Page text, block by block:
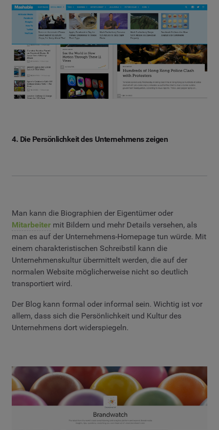
4. Die Persönlichkeit des Unternehmens zeigen
Man kann die Biographien der Eigentümer oder
Mitarbeiter mit Bildern und mehr Details versehen, als
man es auf der Unternehmens-Homepage tun würde. Mit
einem charakteristischen Schreibstil kann die
Unternehmenskultur übermittelt werden, die auf der
normalen Website möglicherweise nicht so deutlich
transportiert wird.
Der Blog kann formal oder informal sein. Wichtig ist vor
allem, dass sich die Persönlichkeit und Kultur des
Unternehmens dort widerspiegeln.